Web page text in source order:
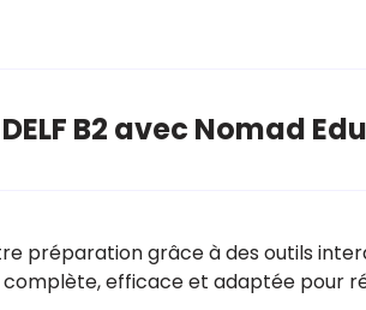
B2 avec Nomad
préparation grâce à des outils
efficace et adaptée pour